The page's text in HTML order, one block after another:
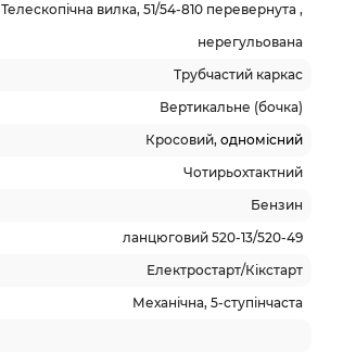
Телескопічна вилка, 51/54-810 перевернута ,
нерегульована
Трубчастий каркас
Вертикальне (бочка)
Кросовий, одномісний
Чотирьохтактний
Бензин
ланцюговий 520-13/520-49
Електростарт/Кікстарт
Механічна, 5-ступінчаста